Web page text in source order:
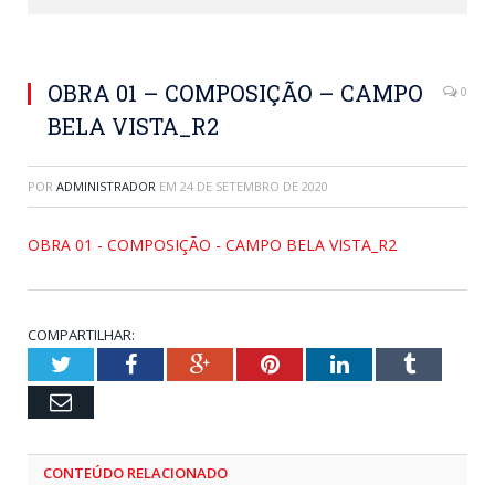
OBRA 01 – COMPOSIÇÃO – CAMPO
BELA VISTA_R2
0
POR ADMINISTRADOR EM 24 DE SETEMBRO DE 2020
OBRA 01 - COMPOSIÇÃO - CAMPO BELA VISTA_R2
COMPARTILHAR:
TwitterFacebookGoogle+PinterestLinkedInTumblr
Email
CONTEÚDO RELACIONADO